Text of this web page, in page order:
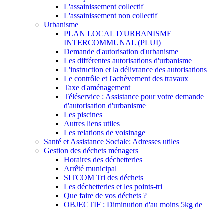
L'assainissement collectif
L'assainissement non collectif
Urbanisme
PLAN LOCAL D'URBANISME
INTERCOMMUNAL (PLUI)
Demande d'autorisation d'urbanisme
Les différentes autorisations d'urbanisme
L'instruction et la délivrance des autorisations
Le contrôle et l'achèvement des travaux
Taxe d'aménagement
Téléservice : Assistance pour votre demande
d'autorisation d'urbanisme
Les piscines
Autres liens utiles
Les relations de voisinage
Santé et Assistance Sociale: Adresses utiles
Gestion des déchets ménagers
Horaires des déchetteries
Arrêté municipal
SITCOM Tri des déchets
Les déchetteries et les points-tri
Que faire de vos déchets ?
OBJECTIF : Diminution d'au moins 5kg de